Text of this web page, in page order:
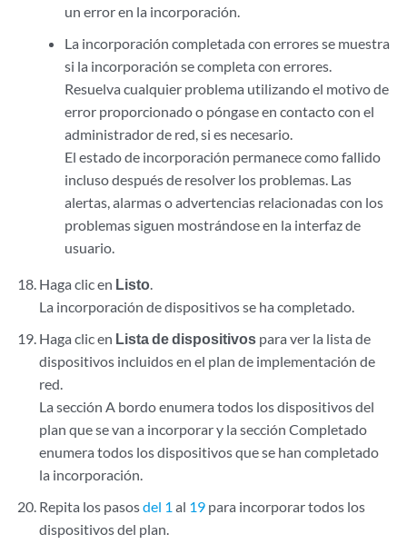
un error en la incorporación.
La incorporación completada con errores se muestra
si la incorporación se completa con errores.
Resuelva cualquier problema utilizando el motivo de
error proporcionado o póngase en contacto con el
administrador de red, si es necesario.
El estado de incorporación permanece como fallido
incluso después de resolver los problemas. Las
alertas, alarmas o advertencias relacionadas con los
problemas siguen mostrándose en la interfaz de
usuario.
Haga clic en Listo.
La incorporación de dispositivos se ha completado.
Haga clic en Lista de dispositivos para ver la lista de
dispositivos incluidos en el plan de implementación de
red.
La sección A bordo enumera todos los dispositivos del
plan que se van a incorporar y la sección Completado
enumera todos los dispositivos que se han completado
la incorporación.
Repita los pasosdel 1 al 19 para incorporar todos los
dispositivos del plan.